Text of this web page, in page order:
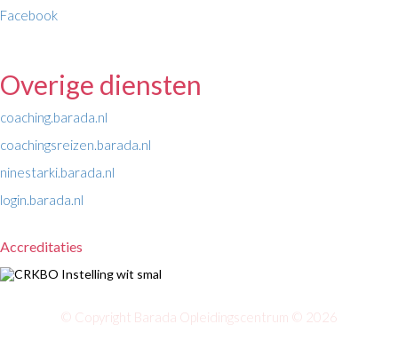
Facebook
Overige diensten
coaching.barada.nl
coachingsreizen.barada.nl
ninestarki.barada.nl
login.barada.nl
Accreditaties
© Copyright Barada Opleidingscentrum © 2026